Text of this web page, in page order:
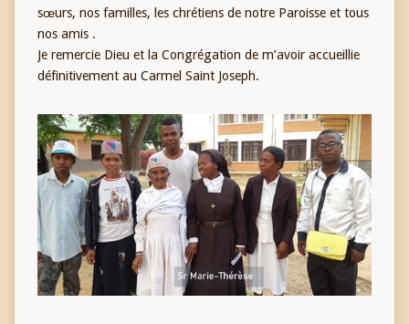
sœurs, nos familles, les chrétiens de notre Paroisse et tous
nos amis .
Je remercie Dieu et la Congrégation de m’avoir accueillie
définitivement au Carmel Saint Joseph.